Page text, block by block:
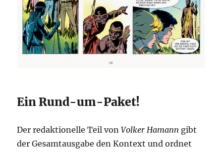
Ein Rund-um-Paket!
Der redaktionelle Teil vonVolker Hamann gibt
der Gesamtausgabe den Kontext und ordnet